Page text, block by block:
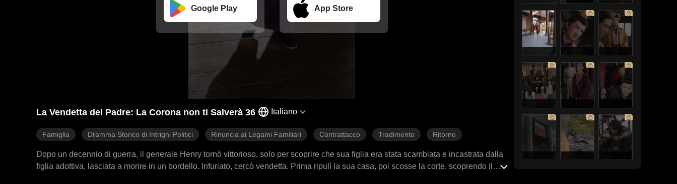
Google Play App Store
La Vendetta del Padre: La Corona non ti Salverà 36 Italiano
Famiglia Dramma Storico di Intrighi Politici Rinuncia ai Legami Familiari Contrattacco Tradimento Ritorno
Dopo un decennio di guerra, il generale Henry tornò vittorioso, solo per scoprire che sua figlia era stata scambiata e incastrata dalla
figlia adottiva, lasciata a morire in un bordello. Infuriato, cercò vendetta. Prima ripulì la sua casa, poi scosse la corte, scoprendo il